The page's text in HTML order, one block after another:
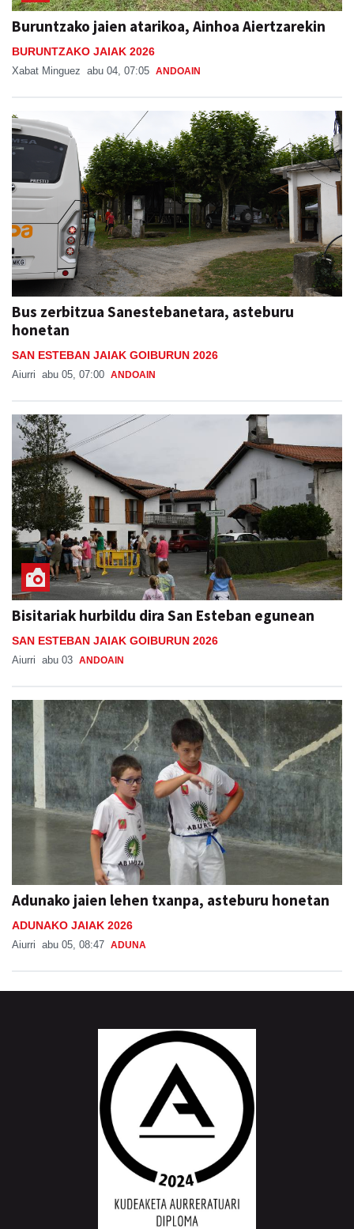
Buruntzako jaien atarikoa, Ainhoa Aiertzarekin
BURUNTZAKO JAIAK 2026
Xabat Minguez abu 04, 07:05 ANDOAIN
Bus zerbitzua Sanestebanetara, asteburu
honetan
SAN ESTEBAN JAIAK GOIBURUN 2026
Aiurri abu 05, 07:00 ANDOAIN
Bisitariak hurbildu dira San Esteban egunean
SAN ESTEBAN JAIAK GOIBURUN 2026
Aiurri abu 03 ANDOAIN
Adunako jaien lehen txanpa, asteburu honetan
ADUNAKO JAIAK 2026
Aiurri abu 05, 08:47 ADUNA